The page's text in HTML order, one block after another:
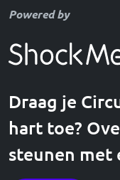
Powered by
Draag je
hart toe?
steunen met